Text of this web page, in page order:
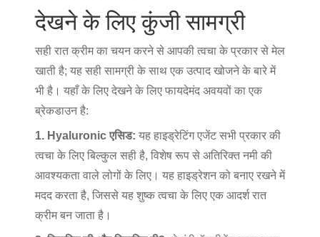
देखने के लिए कुंजी सामग्री
सही रात क्रीम का चयन करने से आपकी त्वचा के प्रकार से मेल
खाती है; यह सही सामग्री के साथ एक उत्पाद खोजने के बारे में
भी है। यहाँ के लिए देखने के लिए फायदेमंद अवयवों का एक
ब्रेकडाउन है:
1. Hyaluronic एसिड: यह हाइड्रेटिंग एजेंट सभी प्रकार की
त्वचा के लिए बिल्कुल सही है, विशेष रूप से अतिरिक्त नमी की
आवश्यकता वाले लोगों के लिए। यह हाइड्रेशन को बनाए रखने में
मदद करता है, जिससे यह शुष्क त्वचा के लिए एक आदर्श रात
क्रीम बन जाता है।